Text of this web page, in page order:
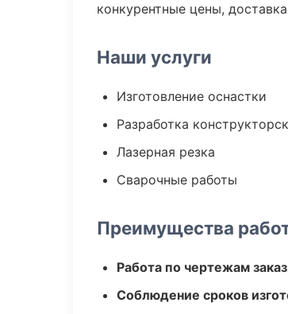
конкурентные цены,
Наши услуги
Изготовление оснастки
Разработка
Лазерная резка
Сварочные работы
Преимущества
Работа по чертежам
Соблюдение сроков